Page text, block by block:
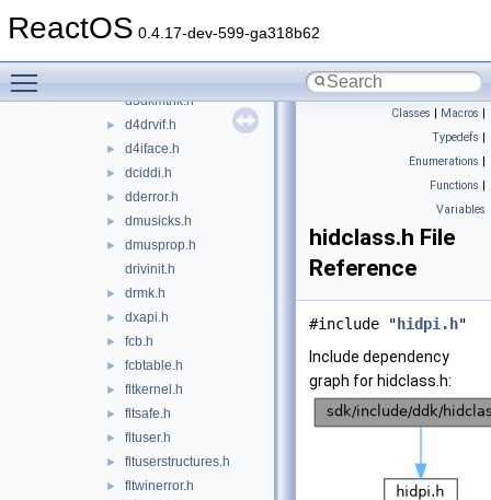
ReactOS 0.4.17-dev-599-ga318b62
► d3dhal.h
d3dkmthk.h
► d4drvif.h
► d4iface.h
► dciddi.h
► dderror.h
► dmusicks.h
►
dmusprop.h
drivinit.h
► drmk.h
► dxapi.h
► fcb.h
► fcbtable.h
► fltkernel.h
► fltsafe.h
► fltuser.h
► fltuserstructures.h
► fltwinerror.h
Classes | Macros |
Typedefs |
Enumerations |
Functions |
Variables
hidclass.h File
Reference
#include " hidpi.h"
Include dependency
graph for hidclass.h: